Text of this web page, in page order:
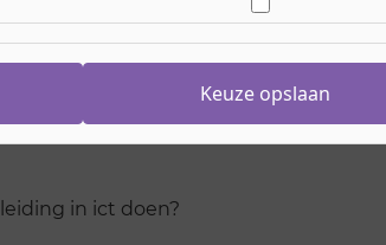
in ict doen?
Keuze opslaan